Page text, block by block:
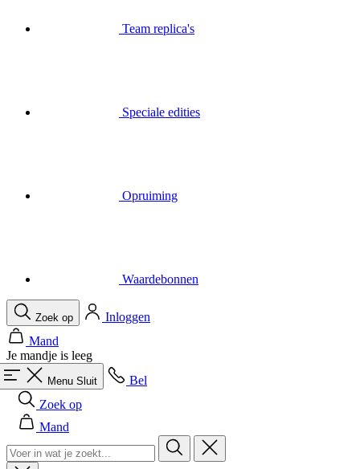
Je mandje is leeg
Menu Sluit
Bel
Zoek op
Mand
Heren
Alles in categorie Heren